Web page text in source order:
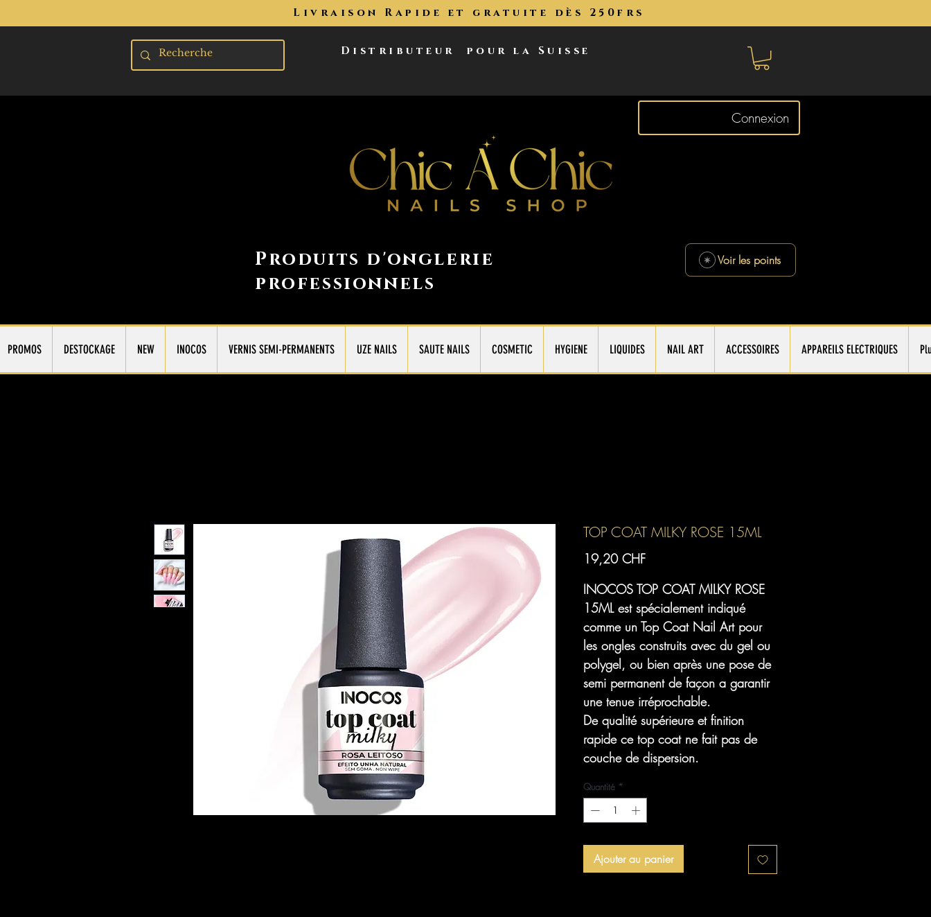
Distributeur pour la Suisse
Livraison Rapide et gratuite dès 250frs
Connexion
Produits d'onglerie
professionnels
Voir les points
PROMOS DESTOCKAGE NEW INOCOS VERNIS SEMI-PERMANENTS UZE NAILS SAUTE NAILS COSMETIC HYGIENE LIQUIDES NAIL ART ACCESSOIRES APPAREILS ELECTRIQUES
TOP COAT MILKY ROSE 15ML
19,20 CHFPrix
INOCOS TOP COAT MILKY ROSE
15ML est spécialement indiqué
comme un Top Coat Nail Art pour
les ongles construits avec du gel ou
polygel, ou bien après une pose de
semi permanent de façon a garantir
une tenue irréprochable.
De qualité supérieure et finition
rapide ce top coat ne fait pas de
couche de dispersion.
Quantité *
Ajouter au panier